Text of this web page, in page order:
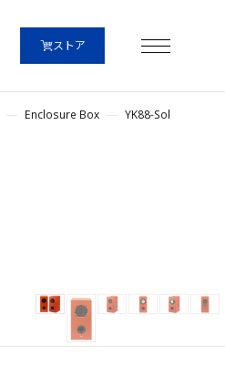
ストア
Enclosure Box YK88-Sol